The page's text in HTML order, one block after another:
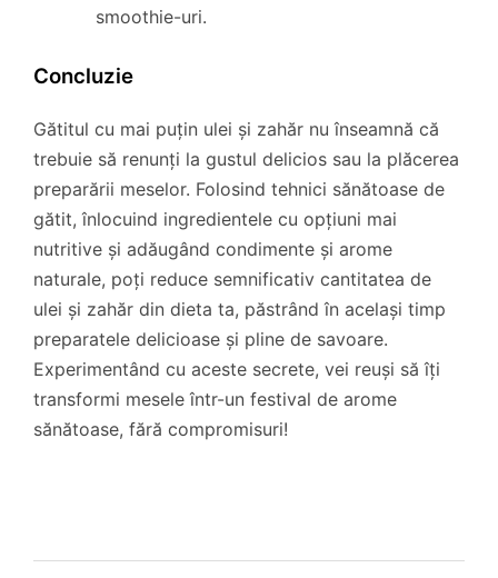
smoothie-uri.
Concluzie
Gătitul cu mai puțin ulei și zahăr nu înseamnă că
trebuie să renunți la gustul delicios sau la plăcerea
preparării meselor. Folosind tehnici sănătoase de
gătit, înlocuind ingredientele cu opțiuni mai
nutritive și adăugând condimente și arome
naturale, poți reduce semnificativ cantitatea de
ulei și zahăr din dieta ta, păstrând în același timp
preparatele delicioase și pline de savoare.
Experimentând cu aceste secrete, vei reuși să îți
transformi mesele într-un festival de arome
sănătoase, fără compromisuri!